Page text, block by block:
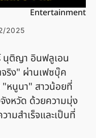
Entertainment
2025
นุติญา อินฟลูเอน
ริง" ผ่านเฟซบุ๊ค
หนูนา" สาวน้อยที่
งหวัด ด้วยความมุ่ง
มสำเร็จและเป็นที่